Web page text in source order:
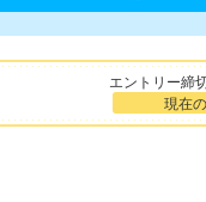
エントリー締
現在